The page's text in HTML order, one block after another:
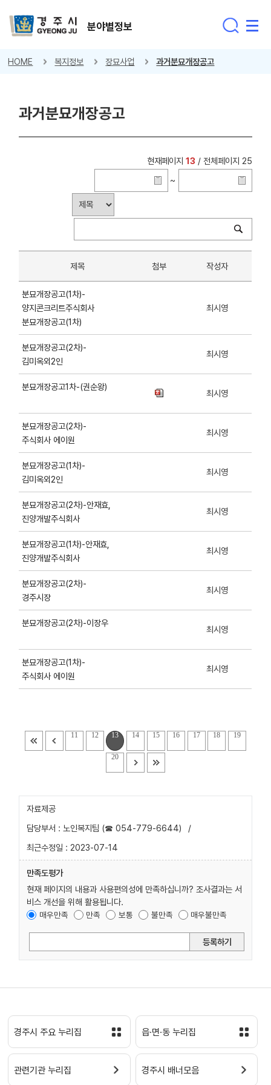
분야별정보
HOME 복지정보 장묘사업 과거분묘개장공고
과거분묘개장공고
현재페이지 13 / 전체페이지 25
~
제목 첨부 작성자
분묘개장공고(1차)-
양지콘크리트주식회사
분묘개장공고(1차)
최시영
분묘개장공고(2차)-
김미옥외2인
최시영
분묘개장공고1차-(권순왕)
최시영
분묘개장공고(2차)-
주식회사 에이원
최시영
분묘개장공고(1차)-
김미옥외2인
최시영
분묘개장공고(2차)-안재효,
진양개발주식회사
최시영
분묘개장공고(1차)-안재효,
진양개발주식회사
최시영
분묘개장공고(2차)-
경주시장
최시영
분묘개장공고(2차)-이장우
최시영
분묘개장공고(1차)-
주식회사 에이원
최시영
11 12 13 14 15 16 17 18 19
20
자료제공
담당부서 : 노인복지팀 (☎ 054-779-6644)
/
최근수정일 : 2023-07-14
만족도평가
현재 페이지의 내용과 사용편의성에 만족하십니까? 조사결과는 서
비스 개선을 위해 활용됩니다.
매우만족 만족 보통 불만족 매우불만족
등록하기
경주시 주요 누리집 읍·면·동 누리집
관련기관 누리집 경주시 배너모음